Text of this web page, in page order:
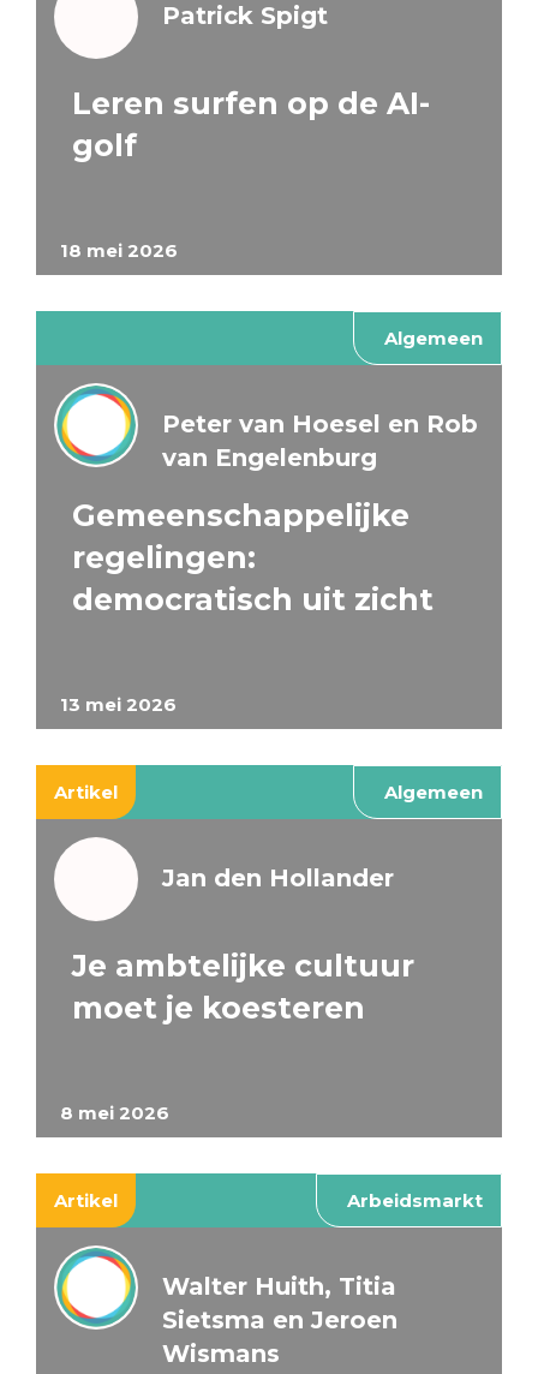
18 mei 2026
Patrick Spigt
Leren surfen op de AI-
golf
Algemeen
13 mei 2026
Peter van Hoesel en Rob
van Engelenburg
Gemeenschappelijke
regelingen:
democratisch uit zicht
Artikel Algemeen
8 mei 2026
Jan den Hollander
Je ambtelijke cultuur
moet je koesteren
Artikel Arbeidsmarkt
Walter Huith, Titia
Sietsma en Jeroen
Wismans